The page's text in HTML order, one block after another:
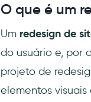
O que é um
Um redesign de
do usuário e, por
projeto de
elementos